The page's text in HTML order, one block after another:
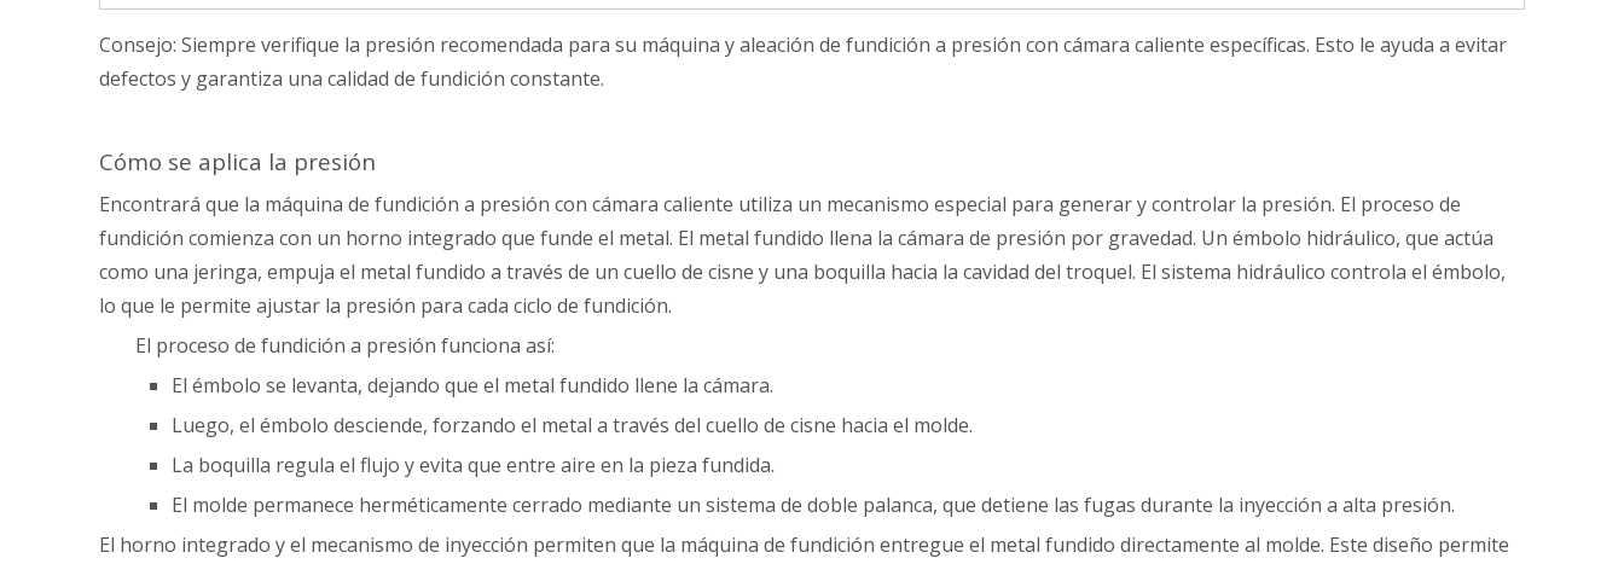
Consejo: Siempre verifique la presión recomendada para su máquina y aleación de fundición a presión con cámara caliente específicas. Esto le ayuda a evitar
defectos y garantiza una calidad de fundición constante.
Cómo se aplica la presión
Encontrará que la máquina de fundición a presión con cámara caliente utiliza un mecanismo especial para generar y controlar la presión. El proceso de
fundición comienza con un horno integrado que funde el metal. El metal fundido llena la cámara de presión por gravedad. Un émbolo hidráulico, que actúa
como una jeringa, empuja el metal fundido a través de un cuello de cisne y una boquilla hacia la cavidad del troquel. El sistema hidráulico controla el émbolo,
lo que le permite ajustar la presión para cada ciclo de fundición.
El proceso de fundición a presión funciona así:
El émbolo se levanta, dejando que el metal fundido llene la cámara.
Luego, el émbolo desciende, forzando el metal a través del cuello de cisne hacia el molde.
La boquilla regula el flujo y evita que entre aire en la pieza fundida.
El molde permanece herméticamente cerrado mediante un sistema de doble palanca, que detiene las fugas durante la inyección a alta presión.
El horno integrado y el mecanismo de inyección permiten que la máquina de fundición entregue el metal fundido directamente al molde. Este diseño permite